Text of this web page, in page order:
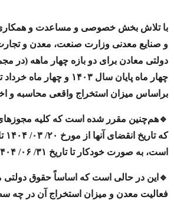
با تلاش بخش خصوصی و مساعدت و همکاری
و صنایع معدنی وزارت صنعت، معدن و
دولتی معادن برای دو بازه چهار ماهه (در
براساس میزان استخراج واقعی محاسبه و
🔹هم‌‌‌‌چنین مقرر شده است که کلیه
است، به صورت خودکار تا تاریخ ۳۱/ ۰۶/ ۱۴۰۴ تمدید اعتبار شوند.
🔹این در حالی است که اساساً حقوق دولتی
فعالیت معدن و میزان استخراج آن در چه